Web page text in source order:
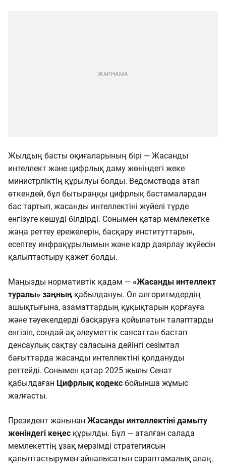
Жылдың басты оқиғаларының бірі — Жасанды
интеллект және цифрлық даму жөніндегі жеке
министрліктің құрылуы болды. Ведомствода атап
өткендей, бұл бытыраңқы цифрлық бастамалардан
бас тартып, жасанды интеллектіні жүйелі түрде
енгізуге көшуді білдірді. Сонымен қатар мемлекетке
жаңа реттеу ережелерін, басқару институттарын,
есептеу инфрақұрылымын және кадр даярлау жүйесін
қалыптастыру қажет болды.
Маңызды нормативтік қадам — «Жасанды интеллект
туралы» заңның қабылдануы. Ол алгоритмдердің
ашықтығына, азаматтардың құқықтарын қорғауға
және тәуекелдерді басқаруға қойылатын талаптарды
енгізіп, сондай-ақ әлеуметтік саясаттан бастап
денсаулық сақтау саласына дейінгі сезімтал
бағыттарда жасанды интеллектіні қолдануды
реттейді. Сонымен қатар 2025 жылы Сенат
қабылдаған Цифрлық кодекс бойынша жұмыс
жалғасты.
Президент жанынан Жасанды интеллектіні дамыту
жөніндегі кеңес құрылды. Бұл — аталған салада
мемлекеттің ұзақ мерзімді стратегиясын
қалыптастырумен айналысатын сараптамалық алаң.